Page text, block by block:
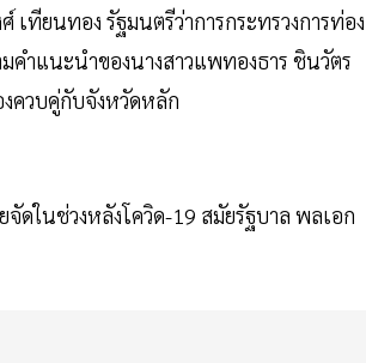
เทียนทอง รัฐมนตรีว่าการกระทรวงการท่อง
คำแนะนำของนางสาวแพทองธาร ชินวัตร
ควบคู่กับจังหวัดหลัก
จัดในช่วงหลังโควิด-19 สมัยรัฐบาล พลเอก